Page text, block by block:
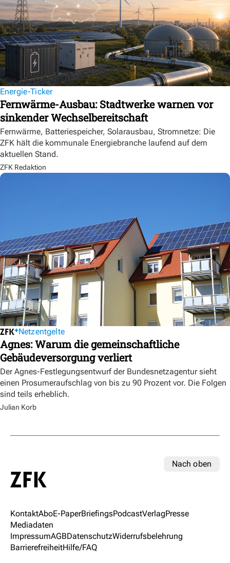
Energie-Ticker
Fernwärme-Ausbau: Stadtwerke warnen vor
sinkender Wechselbereitschaft
Fernwärme, Batteriespeicher, Solarausbau, Stromnetze: Die
ZFK hält die kommunale Energiebranche laufend auf dem
aktuellen Stand.
ZFK Redaktion
Netzentgelte
Agnes: Warum die gemeinschaftliche
Gebäudeversorgung verliert
Der Agnes-Festlegungsentwurf der Bundesnetzagentur sieht
einen Prosumeraufschlag von bis zu 90 Prozent vor. Die Folgen
sind teils erheblich.
Julian Korb
Nach oben
KontaktAboE-PaperBriefingsPodcastVerlagPresse
Mediadaten
ImpressumAGBDatenschutzWiderrufsbelehrung
BarrierefreiheitHilfe/FAQ